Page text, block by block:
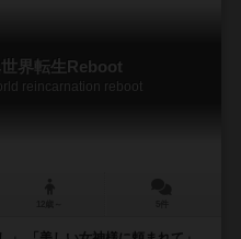
界転生Reboot
reincarnation reboot